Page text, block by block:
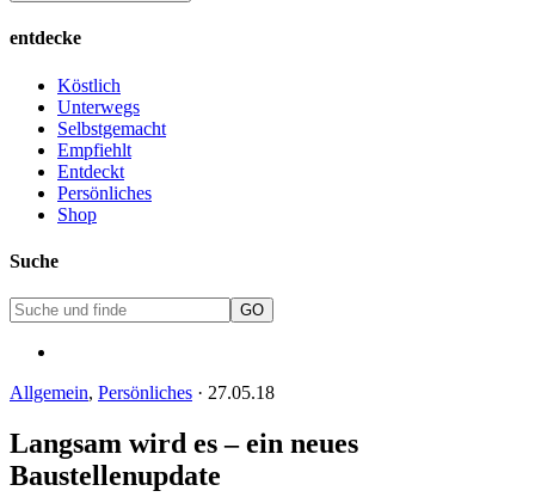
entdecke
Köstlich
Unterwegs
Selbstgemacht
Empfiehlt
Entdeckt
Persönliches
Shop
Suche
Allgemein, Persönliches · 27.05.18
Langsam wird es – ein neues
Baustellenupdate